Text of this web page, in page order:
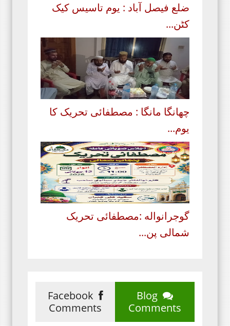
ضلع فیصل آباد : یوم تاسیس کیک
کٹن...
چھانگا مانگا : مصطفائی تحریک کا
یوم...
گوجرانواله :مصطفائی تحریک
شمالی پن...
Blog
Comments
Facebook
Comments